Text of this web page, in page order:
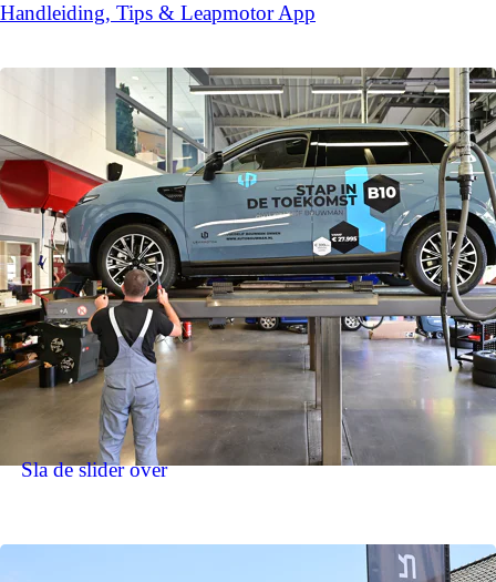
Handleiding, Tips & Leapmotor App
Sla de slider over